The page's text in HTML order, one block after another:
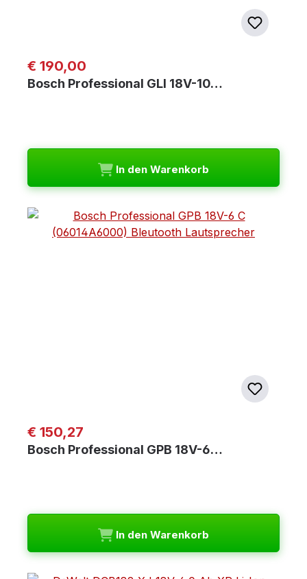
Regulärer Preis:
€ 190,00
Bosch Professional GLI 18V-10…
In den Warenkorb
Regulärer Preis:
€ 150,27
Bosch Professional GPB 18V-6…
In den Warenkorb